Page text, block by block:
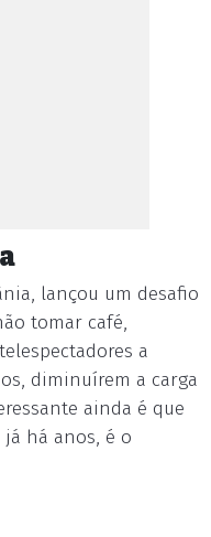
lançou um desafio
tomar café,
a
diminuírem a carga
ainda é que
há anos, é o